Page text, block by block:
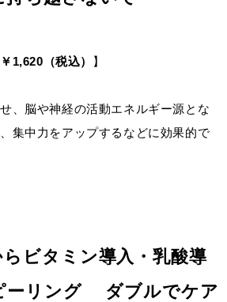
（税込） 】
、脳や神経の活動エネルギー源とな
集中力をアップするなどに効果的で
ビタミン導入・乳酸導
ーリング ダブルでケア